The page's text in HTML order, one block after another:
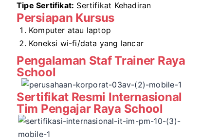
Tipe Sertifikat: Sertifikat Kehadiran
Persiapan Kursus
Komputer atau laptop
Koneksi wi-fi/data yang lancar
Pengalaman Staf Trainer Raya
School
Sertifikat Resmi Internasional
Tim Pengajar Raya School